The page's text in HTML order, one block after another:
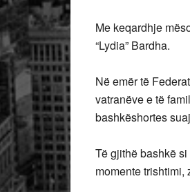
Me keqardhje
“Lydia” Bardha.
Në emër të
vatranëve e të
bashkëshortes
Të gjithë bashkë
momente trishtimi,